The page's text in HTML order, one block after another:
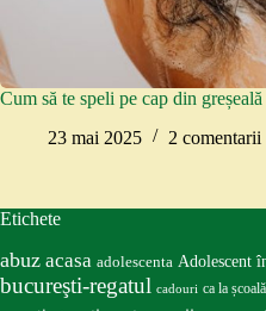
Cum să te speli pe cap din
23 mai 2025
2 comentarii
Etichete
abuz acasa adolescenta Adolescent
bucureşti-regatul cadouri ca la școală